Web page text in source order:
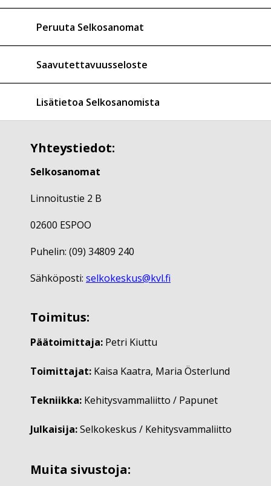
Peruuta Selkosanomat
Saavutettavuusseloste
Lisätietoa Selkosanomista
Yhteystiedot:
Selkosanomat
Linnoitustie 2 B
02600 ESPOO
Puhelin: (09) 34809 240
Sähköposti: selkokeskus@kvl.fi
Toimitus:
Päätoimittaja: Petri Kiuttu
Toimittajat: Kaisa Kaatra, Maria Österlund
Tekniikka: Kehitysvammaliitto / Papunet
Julkaisija:Selkokeskus / Kehitysvammaliitto
Muita sivustoja: